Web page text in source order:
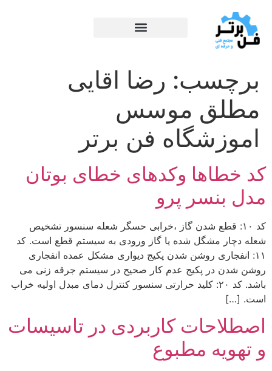
برچسب: رضا اقایی
مطلق موسس
اموزشگاه فن برتر
کد خطاها وکدهای خطای بوتان
مدل بنسر پرو
کد ۱۰: قطع شدن گاز ،خرابی حسگر شعله سنسور تشخیص
شعله دچار مشگل شده یا گاز ورودی به سیستم قطع است. کد
۱۱: انفجاری روشن شدن پکیج دیواری مشکل عمده انفجاری
روشن شدن در پکیج عدم کار صحیح در سیستم جرقه زنی می
باشد. کد ۲۰: کلید حرارتی سنسور کنترل دمای مبدل اولیه خراب
است. […]
اصطلاحات کاربردی در تاسیسات
و تهویه مطبوع